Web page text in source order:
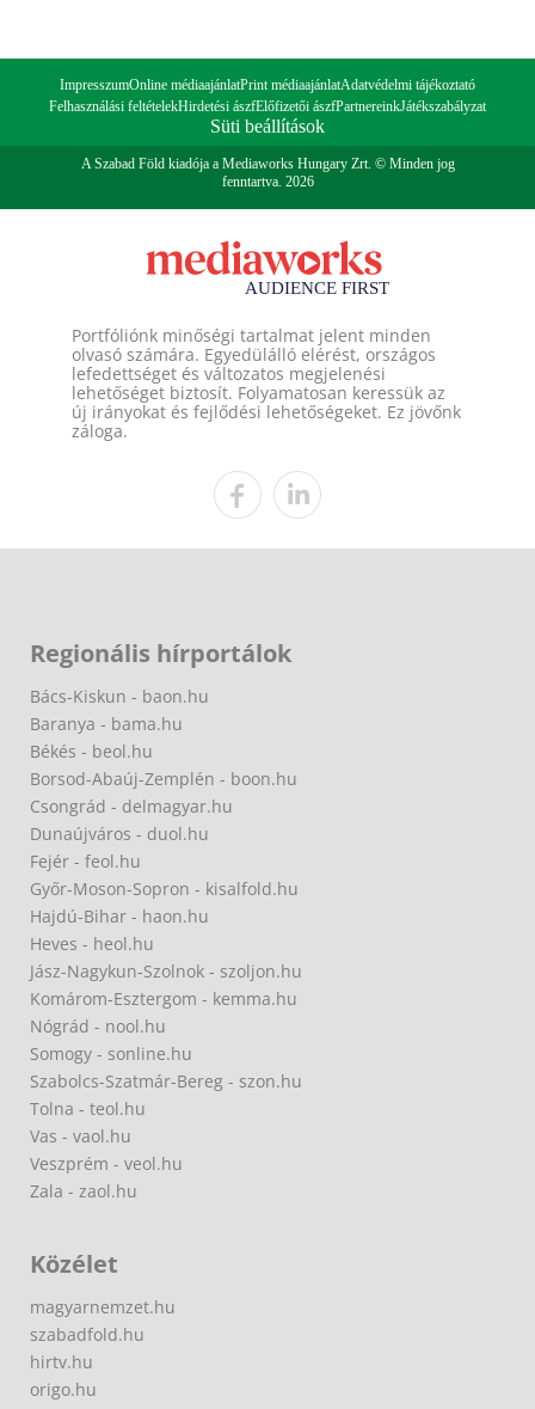
ImpresszumOnline médiaajánlatPrint médiaajánlatAdatvédelmi tájékoztató
Felhasználási feltételekHirdetési ászfElőfizetői ászfPartnereinkJátékszabályzat
Süti beállítások
A Szabad Föld kiadója a Mediaworks Hungary Zrt. © Minden jog
fenntartva. 2026
Portfóliónk minőségi tartalmat jelent minden
olvasó számára. Egyedülálló elérést, országos
lefedettséget és változatos megjelenési
lehetőséget biztosít. Folyamatosan keressük az
új irányokat és fejlődési lehetőségeket. Ez jövőnk
záloga.
Regionális hírportálok
Bács-Kiskun - baon.hu
Baranya - bama.hu
Békés - beol.hu
Borsod-Abaúj-Zemplén - boon.hu
Csongrád - delmagyar.hu
Dunaújváros - duol.hu
Fejér - feol.hu
Győr-Moson-Sopron - kisalfold.hu
Hajdú-Bihar - haon.hu
Heves - heol.hu
Jász-Nagykun-Szolnok - szoljon.hu
Komárom-Esztergom - kemma.hu
Nógrád - nool.hu
Somogy - sonline.hu
Szabolcs-Szatmár-Bereg - szon.hu
Tolna - teol.hu
Vas - vaol.hu
Veszprém - veol.hu
Zala - zaol.hu
Közélet
magyarnemzet.hu
szabadfold.hu
hirtv.hu
origo.hu